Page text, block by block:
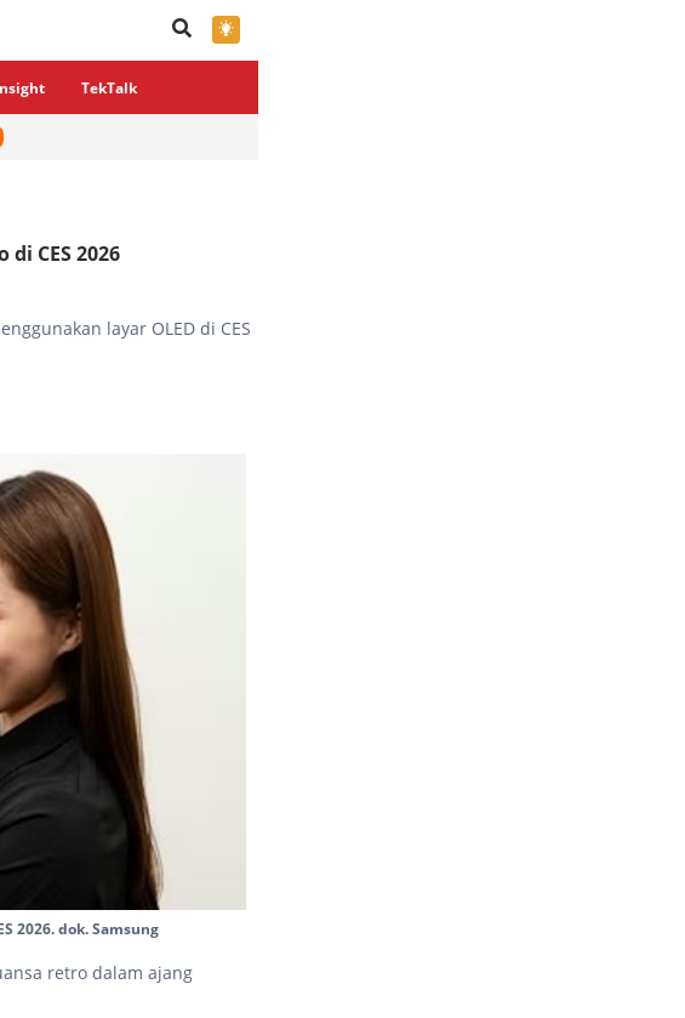
×
TekTalk
CES 2026
layar OLED di CES
2026. dok. Samsung
retro dalam ajang